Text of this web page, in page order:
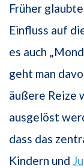
Früher
Einfluss auf
es auch
geht man
äußere Reize
ausgelöst
dass das
Kindern und